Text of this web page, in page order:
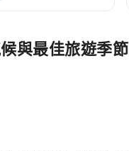
與最佳旅遊季節